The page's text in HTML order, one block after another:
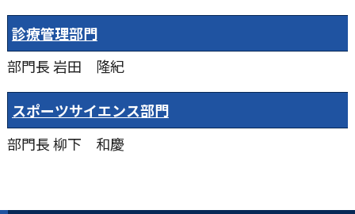
診療管理部⾨
部門長岩田 隆紀
スポーツサイエンス部門
部門長柳下 和慶